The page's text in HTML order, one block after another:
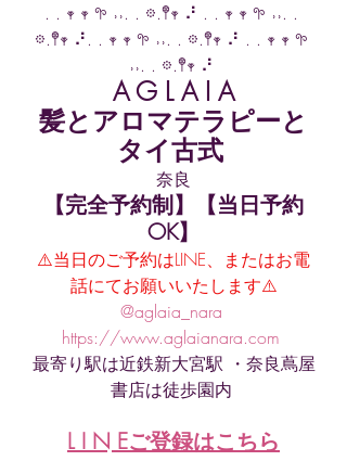
. . 𖥧 𖥧 𖧧 ˒˒. . 𖡼.𖤣𖥧 ⠜ . . 𖥧 𖥧 𖧧 ˒˒. .
𖡼.𖤣𖥧 ⠜. . 𖥧 𖥧 𖧧 ˒˒. . 𖡼.𖤣𖥧 ⠜ . . 𖥧 𖥧 𖧧
˒˒. . 𖡼.𖤣𖥧 ⠜
A G L A I A
髪とアロマテラピーと
タイ古式
奈良
【完全予約制】【当日予約
OK】
⚠️当日のご予約はLINE、またはお電
話にてお願いいたします⚠️
@aglaia_nara
https://www.aglaianara.com
最寄り駅は近鉄新大宮駅 ・奈良蔦屋
書店は徒歩園内
L I N Eご登録はこちら